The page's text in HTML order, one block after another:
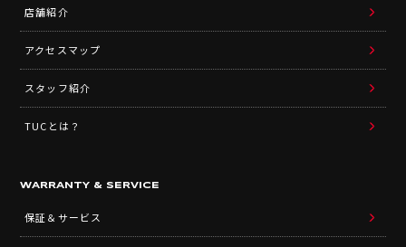
店舗紹介
アクセスマップ
スタッフ紹介
TUCとは？
WARRANTY & SERVICE
保証＆サービス